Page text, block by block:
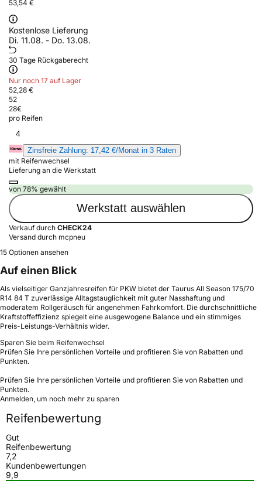
53,54 €
Kostenlose Lieferung
Di. 11.08. - Do. 13.08.
30 Tage Rückgaberecht
Nur noch 17 auf Lager
52,28 €
52
28€
pro Reifen
4
Zinsfreie Zahlung: 17,42 €/Monat in 3 Raten
mit Reifenwechsel
Lieferung an die Werkstatt
von 78% gewählt
Werkstatt auswählen
Verkauf durch CHECK24
Versand durch mcpneu
15 Optionen ansehen
Auf einen Blick
Als vielseitiger Ganzjahresreifen für PKW bietet der Taurus All Season 175/70
R14 84 T zuverlässige Alltagstauglichkeit mit guter Nasshaftung und
moderatem Rollgeräusch für angenehmen Fahrkomfort. Die durchschnittliche
Kraftstoffeffizienz spiegelt eine ausgewogene Balance und ein stimmiges
Preis-Leistungs-Verhältnis wider.
Sparen Sie beim Reifenwechsel
Prüfen Sie Ihre persönlichen Vorteile und profitieren Sie von Rabatten und
Punkten.
Prüfen Sie Ihre persönlichen Vorteile und profitieren Sie von Rabatten und
Punkten.
Anmelden, um noch mehr zu sparen
Reifenbewertung
Gut
Reifenbewertung
7,2
Kundenbewertungen
9,9